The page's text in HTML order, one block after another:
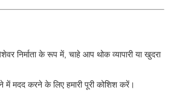
निर्माता के रूप में, चाहे आप थोक व्यापारी या खुदरा
मदद करने के लिए हमारी पूरी कोशिश करें।